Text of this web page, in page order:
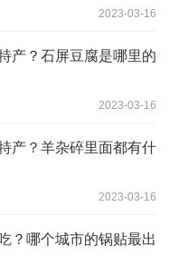
2023-03-16
产？石屏豆腐是哪里的
2023-03-16
产？羊杂碎里面都有什
2023-03-16
？哪个城市的锅贴最出